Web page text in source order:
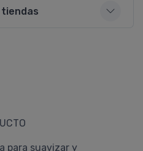
para suavizar y